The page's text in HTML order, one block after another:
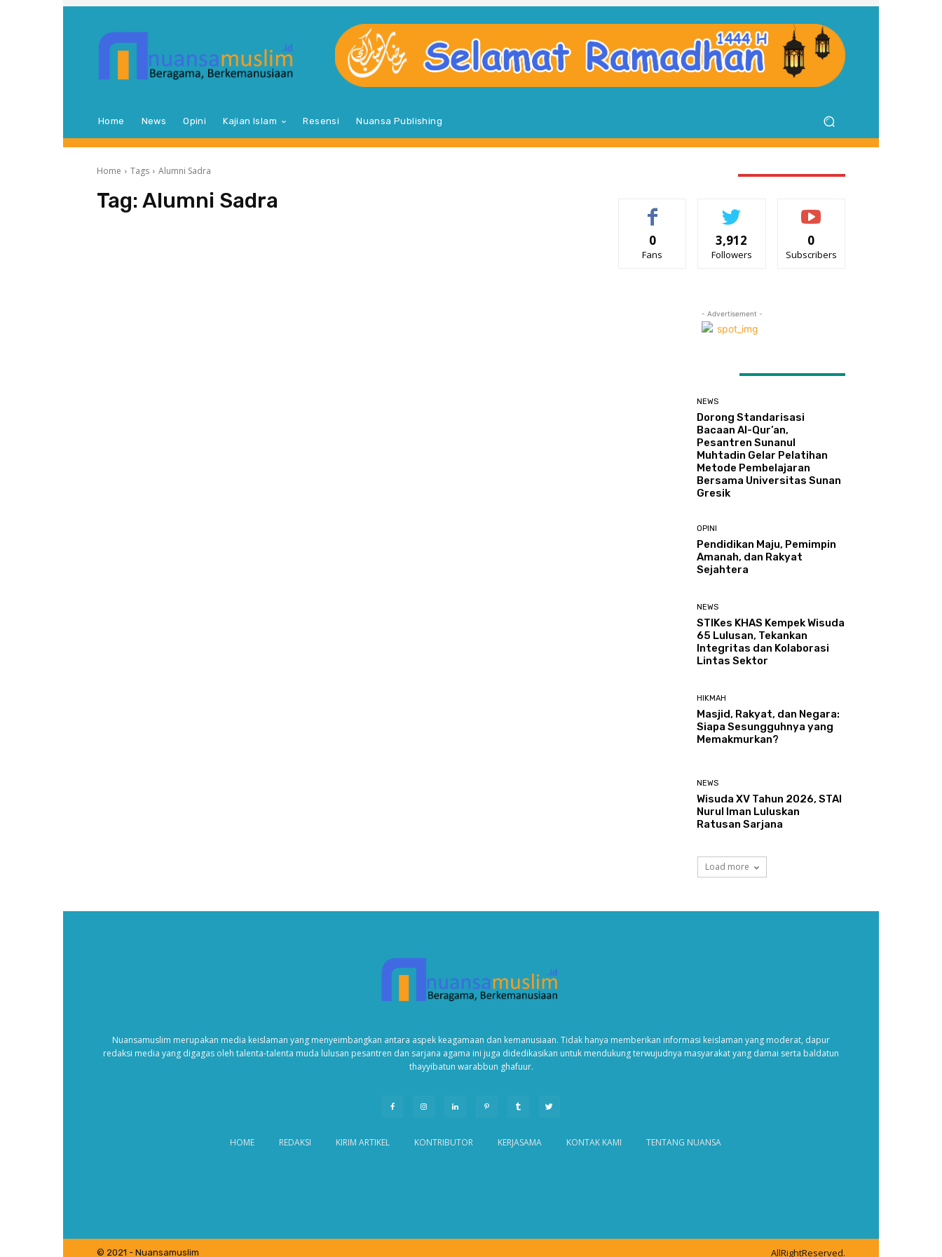
Home News Opini Kajian Islam Resensi Nuansa Publishing
Home Tags Alumni Sadra
Tag: Alumni Sadra
0
Fans
3,912
Followers
0
Subscribers
- Advertisement -
NEWS
Dorong Standarisasi
Bacaan Al-Qur’an,
Pesantren Sunanul
Muhtadin Gelar Pelatihan
Metode Pembelajaran
Bersama Universitas Sunan
Gresik
OPINI
Pendidikan Maju, Pemimpin
Amanah, dan Rakyat
Sejahtera
NEWS
STIKes KHAS Kempek Wisuda
65 Lulusan, Tekankan
Integritas dan Kolaborasi
Lintas Sektor
HIKMAH
Masjid, Rakyat, dan Negara:
Siapa Sesungguhnya yang
Memakmurkan?
NEWS
Wisuda XV Tahun 2026, STAI
Nurul Iman Luluskan
Ratusan Sarjana
Load more
Nuansamuslim merupakan media keislaman yang menyeimbangkan antara aspek keagamaan dan kemanusiaan. Tidak hanya memberikan informasi keislaman yang moderat, dapur
redaksi media yang digagas oleh talenta-talenta muda lulusan pesantren dan sarjana agama ini juga didedikasikan untuk mendukung terwujudnya masyarakat yang damai serta baldatun
thayyibatun warabbun ghafuur.
HOME REDAKSI KIRIM ARTIKEL KONTRIBUTOR KERJASAMA KONTAK KAMI TENTANG NUANSA
© 2021 - Nuansamuslim AllRightReserved.